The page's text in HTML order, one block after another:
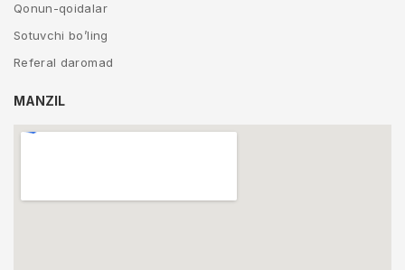
Qonun-qoidalar
Sotuvchi bo’ling
Referal daromad
MANZIL